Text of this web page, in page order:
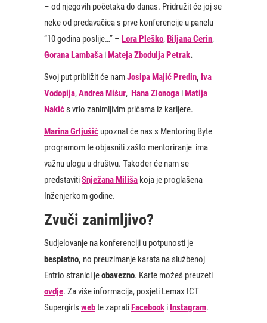
– od njegovih početaka do danas. Pridružit će joj se
neke od predavačica s prve konferencije u panelu
“10 godina poslije…” – Lora Pleško,Biljana Cerin,
Gorana Lambaša iMateja Zbodulja Petrak.
Svoj put približit će namJosipa Majić Predin, Iva
Vodopija,Andrea Mišur, ​Hana Zlonoga iMatija
Nakić s vrlo zanimljivim pričama iz karijere.
Marina Grljušić upoznat će nas s Mentoring Byte
programom te objasniti zašto mentoriranje ima
važnu ulogu u društvu. Također će nam se
predstavitiSnježana Miliša koja je proglašena
Inženjerkom godine.
Zvuči zanimljivo?
Sudjelovanje na konferenciji u potpunosti je
besplatno, no preuzimanje karata na službenoj
Entrio stranici jeobavezno. Karte možeš preuzeti
ovdje. Za više informacija, posjeti Lemax ICT
Supergirls webte zapratiFacebook i Instagram.